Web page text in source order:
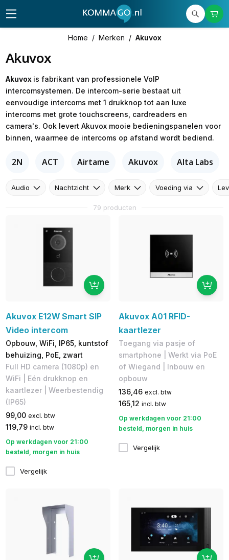
Home / Merken / Akuvox
Akuvox
Akuvox is fabrikant van professionele VoIP
intercomsystemen. De intercom-serie bestaat uit
eenvoudige intercoms met 1 drukknop tot aan luxe
intercoms met grote touchscreens, cardreaders en
camera's. Ook levert Akuvox mooie bedieningspanelen voor
binnen, waarmee de intercoms op afstand wordt bediend.
2N ACT Airtame Akuvox Alta Labs
Audio Nachtzicht Merk Voeding via
79 producten
Akuvox E12W Smart SIP
Video intercom
Opbouw, WiFi, IP65, kuntstof
behuizing, PoE, zwart
Full HD camera (1080p) en
WiFi | Eén drukknop en
kaartlezer | Weerbestendig
(IP65)
99,00 excl. btw
119,79 incl. btw
Op werkdagen voor 21:00
besteld, morgen in huis
Vergelijk
Akuvox A01 RFID-
kaartlezer
Toegang via pasje of
smartphone | Werkt via PoE
of Wiegand | Inbouw en
opbouw
136,46 excl. btw
165,12 incl. btw
Op werkdagen voor 21:00
besteld, morgen in huis
Vergelijk